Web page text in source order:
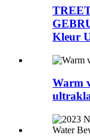
Kleur
Warm